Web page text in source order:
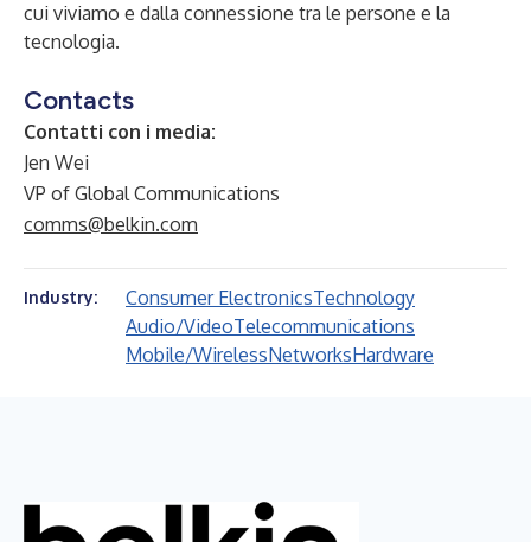
cui viviamo e dalla connessione tra le persone e la
tecnologia.
Contacts
Contatti con i media:
Jen Wei
VP of Global Communications
comms@belkin.com
Industry: Consumer ElectronicsTechnology
Audio/VideoTelecommunications
Mobile/WirelessNetworksHardware